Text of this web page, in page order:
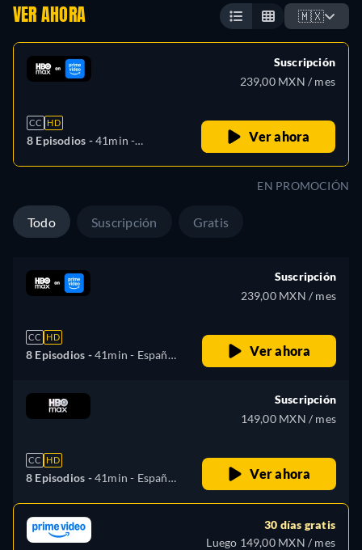
VER AHORA 🇲🇽
CC HD
8 Episodios -41min -
Suscripción
239,00 MXN / mes
Ver ahora
EN PROMOCIÓN
Todo Suscripción Gratis
CC HD
8 Episodios -41min - Español,
Suscripción
239,00 MXN / mes
Ver ahora
CC HD
8 Episodios -41min - Español,
Suscripción
149,00 MXN / mes
Ver ahora
30 días gratis
Luego 149,00 MXN / mes